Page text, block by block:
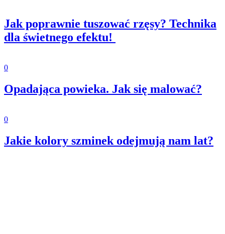
Jak poprawnie tuszować rzęsy? Technika
dla świetnego efektu!
0
Opadająca powieka. Jak się malować?
0
Jakie kolory szminek odejmują nam lat?